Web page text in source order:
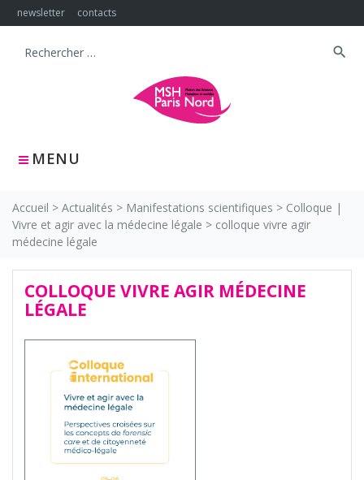
Skip
to
newsletter contacts
MENU
Search
search
Accueil > Actualités > Manifestations scientifiques > Colloque |
Vivre et agir avec la médecine légale > colloque vivre agir
médecine légale
COLLOQUE VIVRE AGIR MÉDECINE
LÉGALE